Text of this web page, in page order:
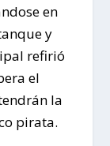
en
y
refirió
el
la
pirata.